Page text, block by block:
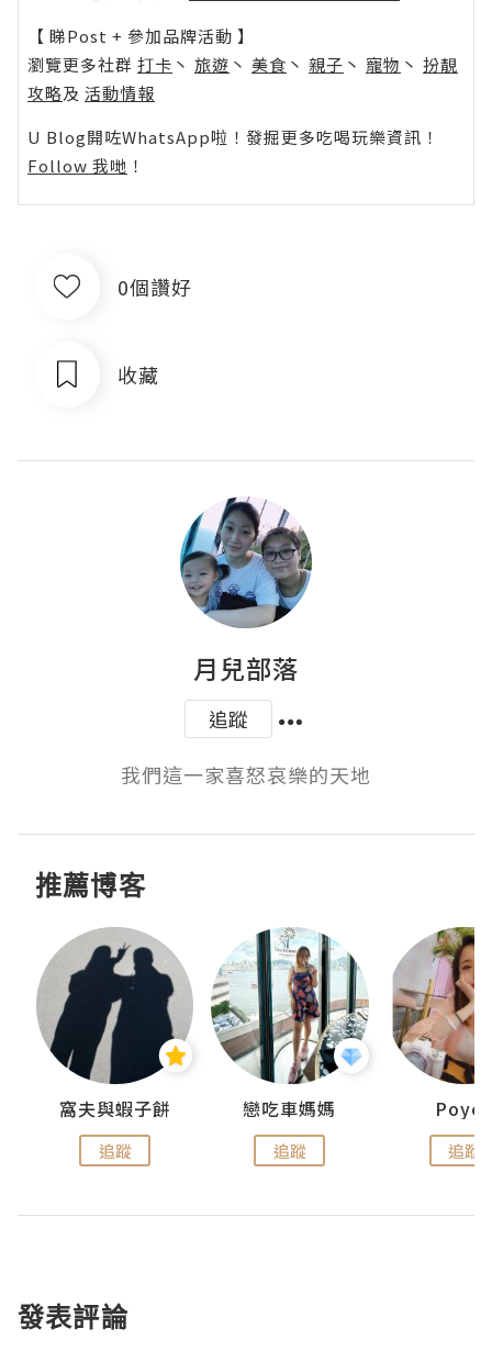
【 睇Post + 參加品牌活動 】
瀏覽更多社群 打卡 丶 旅遊 丶 美食 丶 親子 丶 寵物 丶 扮靚
攻略及 活動情報
U Blog開咗WhatsApp啦！發掘更多吃喝玩樂資訊！
Follow 我哋 ！
0個讚好
收藏
月兒部落
追蹤
我們這一家喜怒哀樂的天地
推薦博客
窩夫與蝦子餅
追蹤
戀吃車媽媽
追蹤 追蹤
發表評論